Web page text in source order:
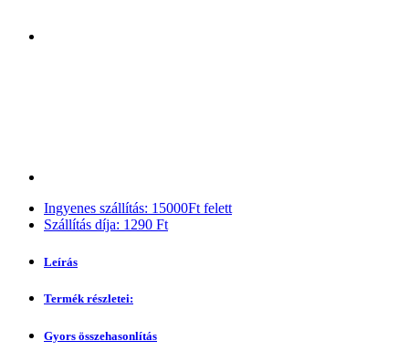
Ingyenes szállítás: 15000Ft felett
Szállítás díja: 1290 Ft
Leírás
Termék részletei:
Gyors összehasonlítás